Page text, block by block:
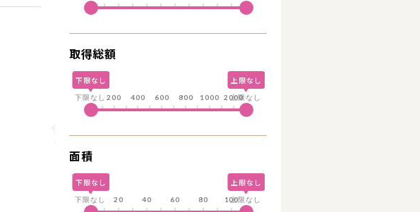
詳細を見る
取得総額
下限なし 上限なし
下限なし 200 400 600 800 1000 2000
上限なし
面積
下限なし 上限なし
下限なし 20 40 60 80 100
上限なし